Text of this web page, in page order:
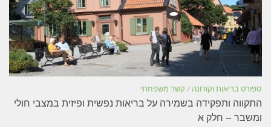
ספורט בריאות וקורונה / קשר משפחתי
התקווה ותפקידה בשמירה על בריאות נפשית ופיזית במצבי חולי
ומשבר – חלק א